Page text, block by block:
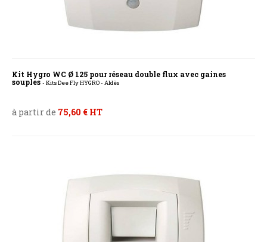
Kit Hygro WC Ø 125 pour réseau double flux avec gaines
souples- Kits Dee Fly HYGRO - Aldès
à partir de 75,60 € HT